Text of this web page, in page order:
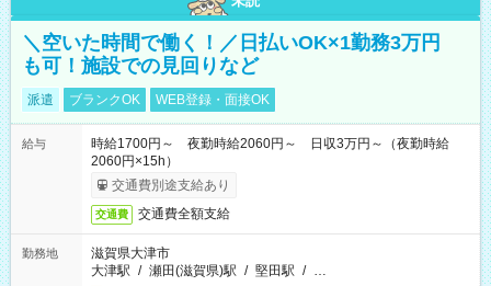
＼空いた時間で働く！／日払いOK×1勤務3万円
も可！施設での見回りなど
派遣 ブランクOK WEB登録・面接OK
給与
時給1700円～ 夜勤時給2060円～ 日収3万円～（夜勤時給
2060円×15h）
交通費別途支給あり
交通費 交通費全額支給
勤務地
滋賀県大津市
大津駅 / 瀬田(滋賀県)駅 / 堅田駅 / …